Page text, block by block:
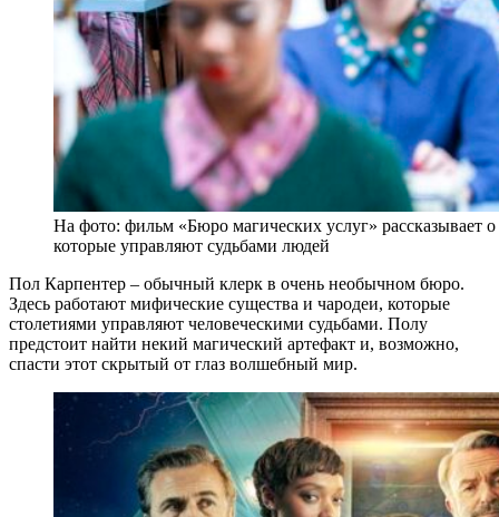
На фото: фильм «Бюро магических услуг» рассказывает
которые управляют судьбами людей
Пол Карпентер – обычный клерк в очень необычном бюро.
Здесь работают мифические существа и чародеи, которые
столетиями управляют человеческими судьбами. Полу
предстоит найти некий магический артефакт и, возможно,
спасти этот скрытый от глаз волшебный мир.